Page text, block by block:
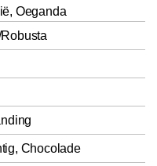
Oeganda
Chocolade